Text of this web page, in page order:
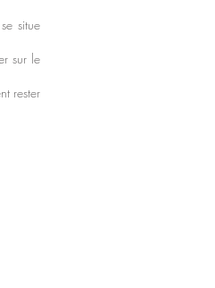
situe
sur le
rester